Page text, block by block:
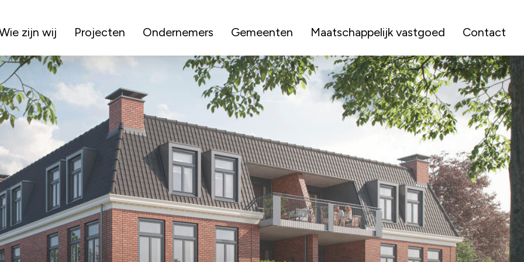
zijn wij Projecten Ondernemers Gemeenten Maatschappelijk vastgoed Contact